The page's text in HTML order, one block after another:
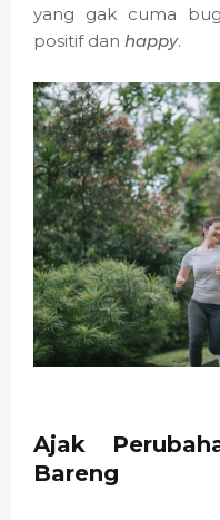
yang gak cuma
positif dan happy.
Ajak
Bareng